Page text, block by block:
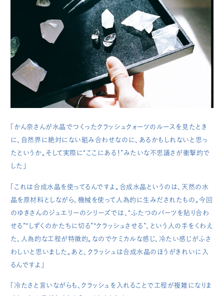
「かん奈さんが水晶でつくったクラッシュクォーツのルースを見たとき
に、自然界に絶対にない組み合わせなのに、あるかもしれないと思っ
たというか。そして実際に“ここにある！”みたいな不思議さが衝撃的で
した」
「これは合成水晶を使ってるんですよ。合成水晶というのは、天然の水
晶を原材料としながら、機械を使って人為的に生みだされたもの。今回
のゆきさんのジュエリーのシリーズでは、“ふたつのパーツを貼り合わ
せる”“しずくのかたちに切る”“クラッシュさせる”、という人の手をくわえ
た、人為的な工程が特徴的。なのでケミカルな感じ、冷たい感じがふさ
わしいと思いました。あと、クラッシュは合成水晶のほうがきれいに入
るんですよ」
「冷たさと言いながらも、クラッシュを入れることで工程が複雑になりま